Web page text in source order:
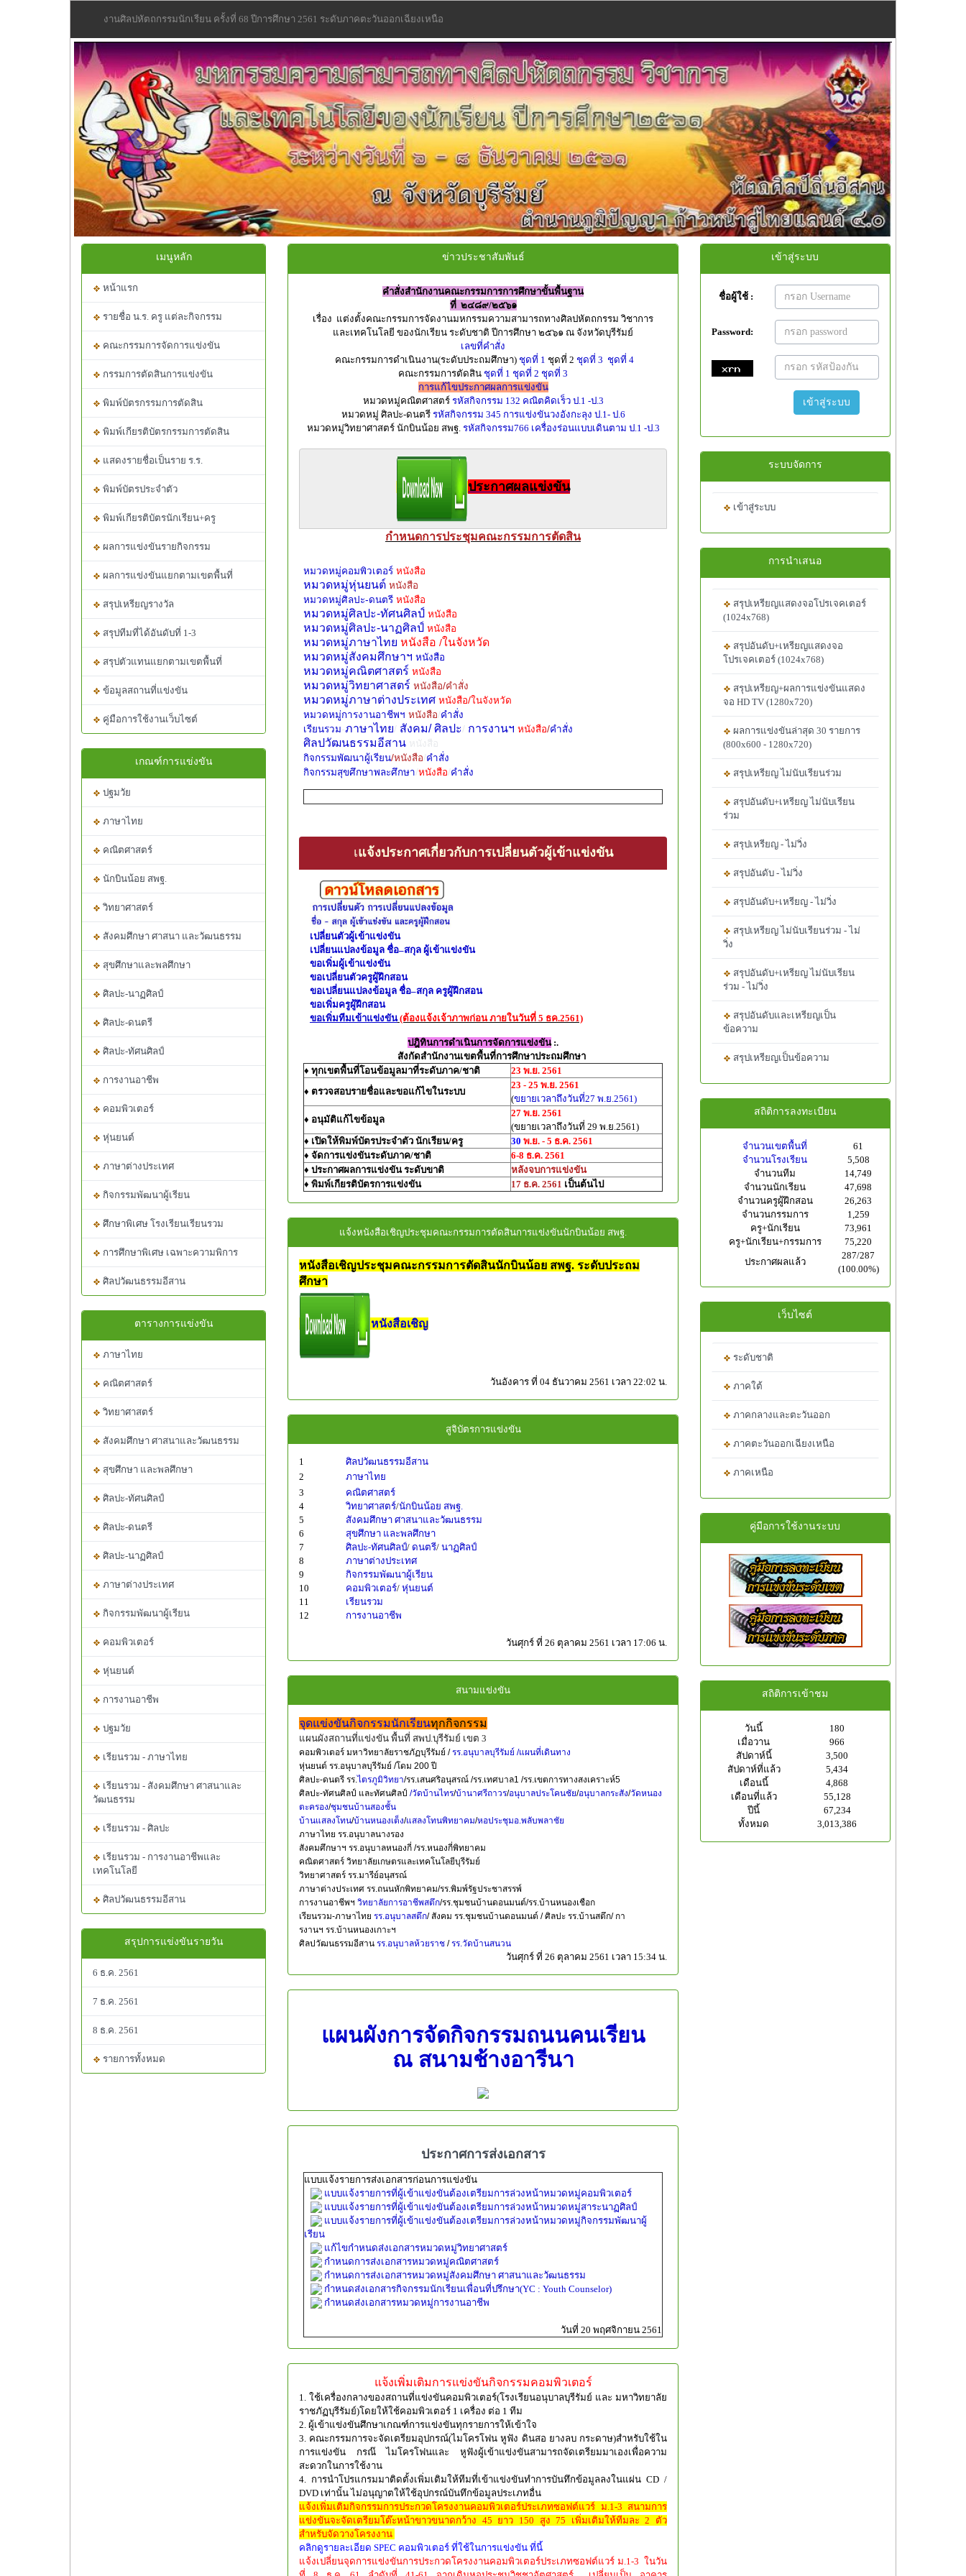
งานศิลปหัตถกรรมนักเรียน ครั้งที่ 68 ปีการศึกษา 2561 ระดับภาคตะวันออกเฉียงเหนือ
Previous Next
เมนูหลัก
หน้าแรก
รายชื่อ น.ร. ครู แต่ละกิจกรรม
คณะกรรมการจัดการแข่งขัน
กรรมการตัดสินการแข่งขัน
พิมพ์บัตรกรรมการตัดสิน
พิมพ์เกียรติบัตรกรรมการตัดสิน
แสดงรายชื่อเป็นราย ร.ร.
พิมพ์บัตรประจำตัว
พิมพ์เกียรติบัตรนักเรียน+ครู
ผลการแข่งขันรายกิจกรรม
ผลการแข่งขันแยกตามเขตพื้นที่
สรุปเหรียญรางวัล
สรุปทีมที่ได้อันดับที่ 1-3
สรุปตัวแทนแยกตามเขตพื้นที่
ข้อมูลสถานที่แข่งขัน
คู่มือการใช้งานเว็บไซต์
เกณฑ์การแข่งขัน
ปฐมวัย
ภาษาไทย
คณิตศาสตร์
นักบินน้อย สพฐ.
วิทยาศาสตร์
สังคมศึกษา ศาสนา และวัฒนธรรม
สุขศึกษาและพลศึกษา
ศิลปะ-นาฏศิลป์
ศิลปะ-ดนตรี
ศิลปะ-ทัศนศิลป์
การงานอาชีพ
คอมพิวเตอร์
หุ่นยนต์
ภาษาต่างประเทศ
กิจกรรมพัฒนาผู้เรียน
ศึกษาพิเศษ โรงเรียนเรียนรวม
การศึกษาพิเศษ เฉพาะความพิการ
ศิลปวัฒนธรรมอีสาน
ตารางการแข่งขัน
ภาษาไทย
คณิตศาสตร์
วิทยาศาสตร์
สังคมศึกษา ศาสนาและวัฒนธรรม
สุขศึกษา และพลศึกษา
ศิลปะ-ทัศนศิลป์
ศิลปะ-ดนตรี
ศิลปะ-นาฏศิลป์
ภาษาต่างประเทศ
กิจกรรมพัฒนาผู้เรียน
คอมพิวเตอร์
หุ่นยนต์
การงานอาชีพ
ปฐมวัย
เรียนรวม - ภาษาไทย
เรียนรวม - สังคมศึกษา ศาสนาและ
วัฒนธรรม
เรียนรวม - ศิลปะ
เรียนรวม - การงานอาชีพและ
เทคโนโลยี
ศิลปวัฒนธรรมอีสาน
สรุปการแข่งขันรายวัน
6 ธ.ค. 2561
7 ธ.ค. 2561
8 ธ.ค. 2561
รายการทั้งหมด
ข่าวประชาสัมพันธ์
คำสั่งสำนักงานคณะกรรมการการศึกษาขั้นพื้นฐาน
ที่ ๒๔๘๙/๒๕๖๑
เรื่อง แต่งตั้งคณะกรรมการจัดงานมหกรรมความสามารถทางศิลปหัตถกรรม วิชาการ
และเทคโนโลยี ของนักเรียน ระดับชาติ ปีการศึกษา ๒๕๖๑ ณ จังหวัดบุรีรัมย์
เลขที่คำสั่ง
คณะกรรมการดำเนินงาน(ระดับประถมศึกษา) ชุดที่ 1 ชุดที่ 2 ชุดที่ 3 ชุดที่ 4
คณะกรรมการตัดสิน ชุดที่ 1 ชุดที่ 2 ชุดที่ 3
การแก้ไขประกาศผลการแข่งขัน
หมวดหมู่คณิตศาสตร์ รหัสกิจกรรม 132 คณิตคิดเร็ว ป.1 -ป.3
หมวดหมู่ ศิลปะ-ดนตรี รหัสกิจกรรม 345 การแข่งขันวงอังกะลุง ป.1- ป.6
หมวดหมู่วิทยาศาสตร์ นักบินน้อย สพฐ. รหัสกิจกรรม766 เครื่องร่อนแบบเดินตาม ป.1 -ป.3
ประกาศผลแข่งขัน
กำหนดการประชุมคณะกรรมการตัดสิน
หมวดหมู่คอมพิวเตอร์ หนังสือ
หมวดหมู่หุ่นยนต์ หนังสือ
หมวดหมู่ศิลปะ-ดนตรี หนังสือ
หมวดหมู่ศิลปะ-ทัศนศิลป์ หนังสือ
หมวดหมู่ศิลปะ-นาฏศิลป์ หนังสือ
หมวดหมู่ภาษาไทย หนังสือ /ในจังหวัด
หมวดหมู่สังคมศึกษาฯ หนังสือ
หมวดหมู่คณิตศาสตร์ หนังสือ
หมวดหมู่วิทยาศาสตร์ หนังสือ/คำสั่ง
หมวดหมู่ภาษาต่างประเทศ หนังสือ/ในจังหวัด
หมวดหมู่การงานอาชีพฯ หนังสือ/ คำสั่ง
เรียนรวม-ภาษาไทย/ สังคม/ ศิลปะ / การงานฯ หนังสือ/คำสั่ง
ศิลปวัฒนธรรมอีสาน หนังสือ
กิจกรรมพัฒนาผู้เรียน/หนังสือ/ คำสั่ง
กิจกรรมสุขศึกษาพละศึกษา/หนังสือ/ คำสั่ง
เแจ้งประกาศเกี่ยวกับการเปลี่ยนตัวผู้เข้าแข่งขัน
เปลี่ยนตัวผู้เข้าแข่งขัน
เปลี่ยนแปลงข้อมูล ชื่อ–สกุล ผู้เข้าแข่งขัน
ขอเพิ่มผู้เข้าแข่งขัน
ขอเปลี่ยนตัวครูผู้ฝึกสอน
ขอเปลี่ยนแปลงข้อมูล ชื่อ–สกุล ครูผู้ฝึกสอน
ขอเพิ่มครูผู้ฝึกสอน
ขอเพิ่มทีมเข้าแข่งขัน(ต้องแจ้งเจ้าภาพก่อน ภายในวันที่ 5 ธค.2561)
ปฎิทินการดำเนินการจัดการแข่งขัน:.
สังกัดสำนักงานเขตพื้นที่การศึกษาประถมศึกษา
♦ ทุกเขตพื้นที่โอนข้อมูลมาที่ระดับภาค/ชาติ
23 พ.ย. 2561
♦ ตรวจสอบรายชื่อและขอแก้ไขในระบบ
23 - 25 พ.ย. 2561
(ขยายเวลาถึงวันที่27 พ.ย.2561)
♦ อนุมัติแก้ไขข้อมูล
27 พ.ย. 2561
(ขยายเวลาถึงวันที่ 29 พ.ย.2561)
♦ เปิดให้พิมพ์บัตรประจำตัว นักเรียน/ครู 30 พ.ย. - 5 ธ.ค. 2561
♦ จัดการแข่งขันระดับภาค/ชาติ
6-8 ธ.ค. 2561
♦ ประกาศผลการแข่งขัน ระดับขาติ
หลังจบการแข่งขัน
♦ พิมพ์เกียรติบัตรการแข่งขัน 17 ธ.ค. 2561 เป็นต้นไป
แจ้งหนังสือเชิญประชุมคณะกรรมการตัดสินการแข่งขันนักบินน้อย สพฐ.
หนังสือเชิญประชุมคณะกรรมการตัดสินนักบินน้อย สพฐ. ระดับประถม
ศึกษา
หนังสือเชิญ
วันอังคาร ที่ 04 ธันวาคม 2561 เวลา 22:02 น.
สูจิบัตรการแข่งขัน
1
ศิลปวัฒนธรรมอีสาน
2
ภาษาไทย
3
คณิตศาสตร์
4
วิทยาศาสตร์/นักบินน้อย สพฐ.
5
สังคมศึกษา ศาสนาและวัฒนธรรม
6
สุขศึกษา และพลศึกษา
7
ศิลปะ-ทัศนศิลป์/ ดนตรี/ นาฏศิลป์
8
ภาษาต่างประเทศ
9
กิจกรรมพัฒนาผู้เรียน
10
คอมพิวเตอร์/ หุ่นยนต์
11
เรียนรวม
12
การงานอาชีพ
วันศุกร์ ที่ 26 ตุลาคม 2561 เวลา 17:06 น.
สนามแข่งขัน
จุดแข่งขันกิจกรรมนักเรียนทุกกิจกรรม
แผนผังสถานที่แข่งขัน พื้นที่ สพป.บุรีรัมย์ เขต 3
คอมพิวเตอร์ มหาวิทยาลัยราชภัฏบุรีรัมย์ /รร.อนุบาลบุรีรัมย์ /แผนที่เดินทาง
หุ่นยนต์ รร.อนุบาลบุรีรัมย์ /โดม 200 ปี
ศิลปะ-ดนตรี รร.ไตรภูมิวิทยา/รร.เสนศริอนุสรณ์ /รร.เทศบาล1 /รร.เขตการทางสงเคราะห์5
ศิลปะ-ทัศนศิลป์ และทัศนศิลป์ /วัดบ้านไทร/บ้านาศรีถาวร/อนุบาลประโคนชัย/อนุบาลกระสัง/วัดหนอง
ตะครอง/ชุมชนบ้านสองชั้น
บ้านแสลงโทน/บ้านหนองเต็ง/แสลงโทนพิทยาคม/หอประชุมอ.พลับพลาชัย
ภาษาไทย รร.อนุบาลนางรอง
สังคมศึกษาฯ รร.อนุบาลหนองกี่ /รร.หนองกี่พิทยาคม
คณิตศาสตร์ วิทยาลัยเกษตรและเทคโนโลยีบุรีรัมย์
วิทยาศาสตร์ รร.มารีย์อนุสรณ์
ภาษาต่างประเทศ รร.ถนนหักพิทยาคม/รร.พิมพ์รัฐประชาสรรพ์
การงานอาชีพฯ วิทยาลัยการอาชีพสตึก/รร.ชุมชนบ้านดอนมนต์/รร.บ้านหนองเชือก
เรียนรวม-ภาษาไทย รร.อนุบาลสตึก/ สังคม รร.ชุมชนบ้านดอนมนต์ / ศิลปะ รร.บ้านสตึก/ กา
รงานฯ รร.บ้านหนองเกาะฯ
ศิลปวัฒนธรรมอีสาน รร.อนุบาลห้วยราช /รร.วัดบ้านสนวน
วันศุกร์ ที่ 26 ตุลาคม 2561 เวลา 15:34 น.
แผนผังการจัดกิจกรรมถนนคนเรียน
ณ สนามช้างอารีนา
ประกาศการส่งเอกสาร
แบบแจ้งรายการส่งเอกสารก่อนการแข่งขัน
แบบแจ้งรายการที่ผู้เข้าแข่งขันต้องเตรียมการล่วงหน้าหมวดหมู่คอมพิวเตอร์
แบบแจ้งรายการที่ผู้เข้าแข่งขันต้องเตรียมการล่วงหน้าหมวดหมู่สาระนาฏศิลป์
แบบแจ้งรายการที่ผู้เข้าแข่งขันต้องเตรียมการล่วงหน้าหมวดหมู่กิจกรรมพัฒนาผู้
เรียน
แก้ไขกำหนดส่งเอกสารหมวดหมู่วิทยาศาสตร์
กำหนดการส่งเอกสารหมวดหมู่คณิตศาสตร์
กำหนดการส่งเอกสารหมวดหมู่สังคมศึกษา ศาสนาและวัฒนธรรม
กำหนดส่งเอกสารกิจกรรมนักเรียนเพื่อนที่ปรึกษา(YC : Youth Counselor)
กำหนดส่งเอกสารหมวดหมู่การงานอาชีพ
วันที่ 20 พฤศจิกายน 2561
แจ้งเพิ่มเติมการแข่งขันกิจกรรมคอมพิวเตอร์
1. ใช้เครื่องกลางของสถานที่แข่งขันคอมพิวเตอร์(โรงเรียนอนุบาลบุรีรัมย์ และ มหาวิทยาลัย
ราชภัฏบุรีรัมย์)โดยให้ใช้คอมพิวเตอร์ 1 เครื่อง ต่อ 1 ทีม
2. ผู้เข้าแข่งขันศึกษาเกณฑ์การแข่งขันทุกรายการให้เข้าใจ
3. คณะกรรมการจะจัดเตรียมอุปกรณ์(ไมโครโฟน หูฟัง ดินสอ ยางลบ กระดาษ)สำหรับใช้ใน
การแข่งขัน กรณ๊ ไมโครโฟนและ หูฟังผู้เข้าแข่งขันสามารถจัดเตรียมมาเองเพื่อความ
สะดวกในการใช้งาน
4. การนำโปรแกรมมาติดตั้งเพิ่มเติมให้ทีมที่เข้าแข่งขันทำการบันทึกข้อมูลลงในแผ่น CD /
DVD เท่านั้น ไม่อนุญาตให้ใช้อุปกรณ์บันทึกข้อมูลประเภทอื่น
แจ้งเพิ่มเติมกิจกรรมการประกวดโครงงานคอมพิวเตอร์ประเภทซอฟต์แวร์ ม.1-3 สนามการ
แข่งขันจะจัดเตรียมโต๊ะหน้าขาวขนาดกว้าง 45 ยาว 150 สูง 75 เพิ่มเติมให้ทีมละ 2 ตัว
สำหรับจัดวางโครงงาน
คลิกดูรายละเอียด SPEC คอมพิวเตอร์ ที่ใช้ในการแข่งขัน ที่นี้
แจ้งเปลี่ยนจุดการแข่งขันการประกวดโครงงานคอมพิวเตอร์ประเภทซอฟต์แวร์ ม.1-3 ในวัน
เข้าสู่ระบบ
ชื่อผู้ใช้ :
Password:
เข้าสู่ระบบ
ระบบจัดการ
เข้าสู่ระบบ
การนำเสนอ
สรุปเหรียญแสดงจอโปรเจคเตอร์
(1024x768)
สรุปอันดับ+เหรียญแสดงจอ
โปรเจคเตอร์ (1024x768)
สรุปเหรียญ+ผลการแข่งขันแสดง
จอ HD TV (1280x720)
ผลการแข่งขันล่าสุด 30 รายการ
(800x600 - 1280x720)
สรุปเหรียญ ไม่นับเรียนร่วม
สรุปอันดับ+เหรียญ ไม่นับเรียน
ร่วม
สรุปเหรียญ - ไม่วิ่ง
สรุปอันดับ - ไม่วิ่ง
สรุปอันดับ+เหรียญ - ไม่วิ่ง
สรุปเหรียญ ไม่นับเรียนร่วม - ไม่
วิ่ง
สรุปอันดับ+เหรียญ ไม่นับเรียน
ร่วม - ไม่วิ่ง
สรุปอันดับและเหรียญเป็น
ข้อความ
สรุปเหรียญเป็นข้อความ
สถิติการลงทะเบียน
จำนวนเขตพื้นที่
61
จำนวนโรงเรียน
5,508
จำนวนทีม
14,749
จำนวนนักเรียน
47,698
จำนวนครูผู้ฝึกสอน
26,263
จำนวนกรรมการ
1,259
ครู+นักเรียน
73,961
ครู+นักเรียน+กรรมการ
75,220
ประกาศผลแล้ว
287/287
(100.00%)
เว็บไซต์
ระดับชาติ
ภาคใต้
ภาคกลางและตะวันออก
ภาคตะวันออกเฉียงเหนือ
ภาคเหนือ
คู่มือการใช้งานระบบ
สถิติการเข้าชม
วันนี้
180
เมื่อวาน
966
สัปดาห์นี้
3,500
สัปดาห์ที่แล้ว
5,434
เดือนนี้
4,868
เดือนที่แล้ว
55,128
ปีนี้
67,234
ทั้งหมด
3,013,386